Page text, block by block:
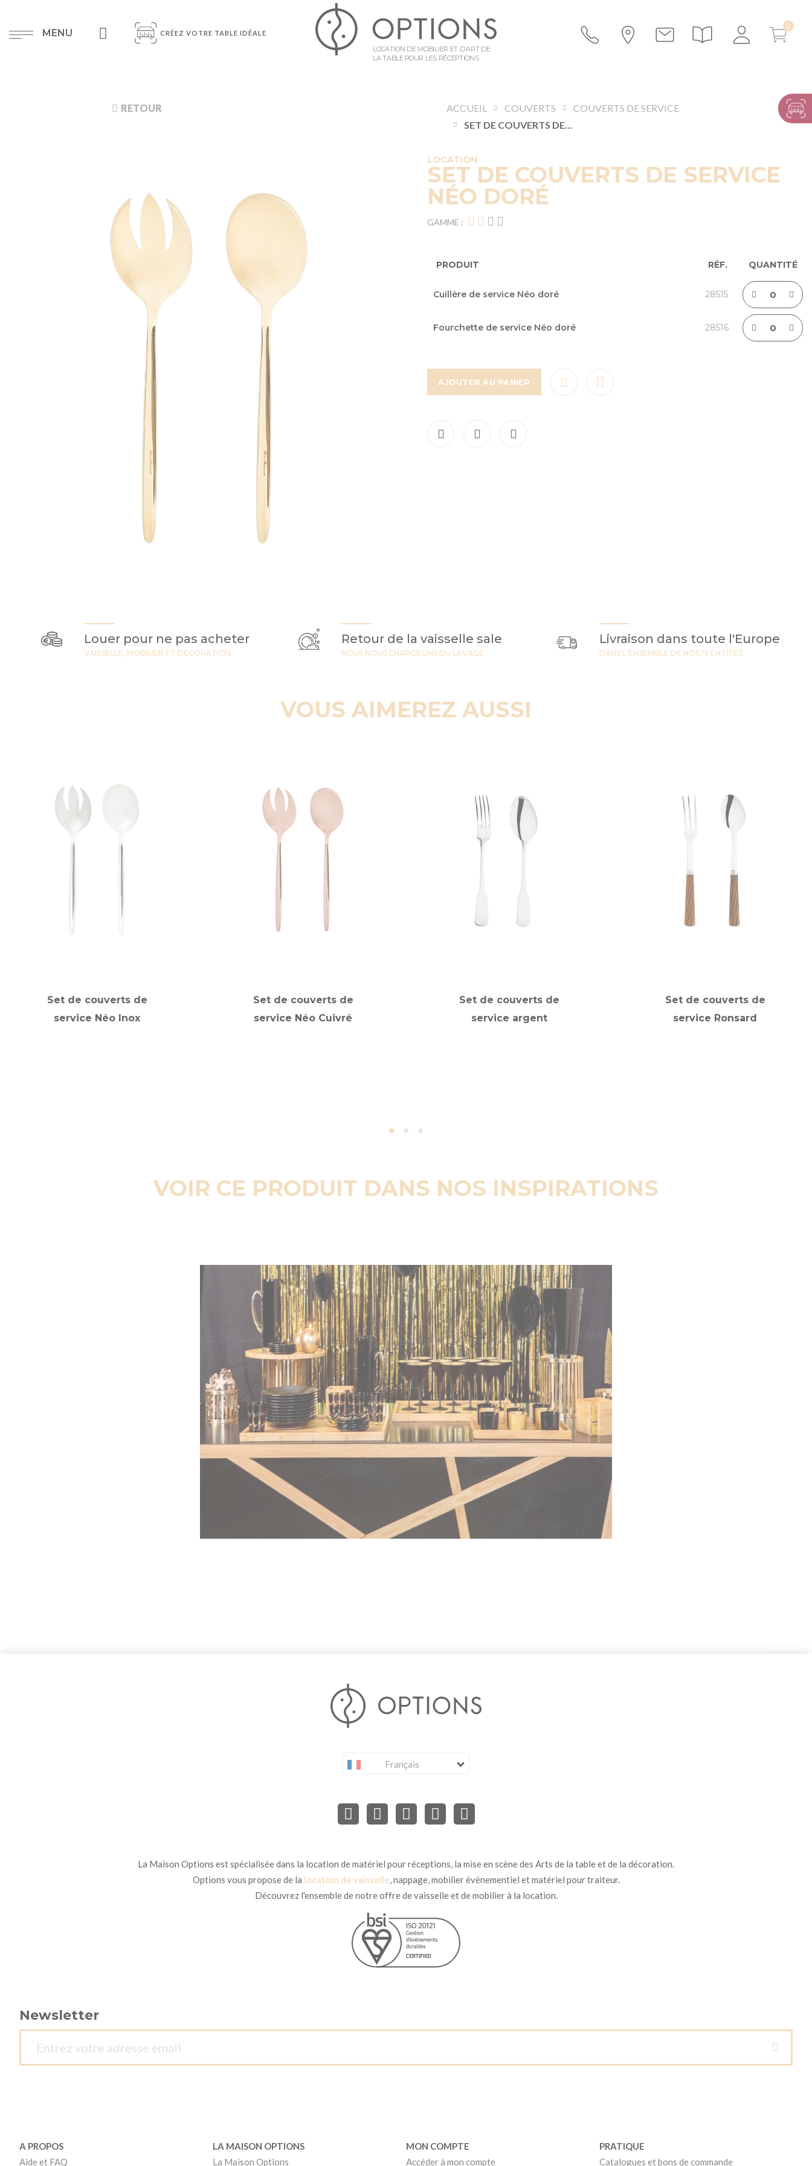
MENU CRÉEZ VOTRE TABLE IDÉALE
LOCATION DE MOBILIER ET D’ART DE
LA TABLE POUR LES RÉCEPTIONS
RETOUR ACCUEIL COUVERTS
COUVERTS DE SERVICE
SET DE COUVERTS DE SERVICE NÉO DORÉ
LOCATION
SET DE COUVERTS DE SERVICE
NÉO DORÉ
GAMME :
du
groupé
PRODUIT RÉF. QUANTITÉ
Cuillère de service Néo doré 28515
Fourchette de service Néo doré 28516
AJOUTER AU PANIER
Louer pour ne pas acheter
VAISSELLE, MOBILIER ET DECORATION
Retour de la vaisselle sale
NOUS NOUS CHARGEONS DU LAVAGE
Livraison dans toute l'Europe
DANS L'ENSEMBLE DE NOS 19 ENTITES
VOUS AIMEREZ AUSSI
Set de couverts de
service Néo Inox
Set de couverts de
service Néo Cuivré
Set de couverts de
service argent
Set de couverts de
service Ronsard
VOIR CE PRODUIT DANS NOS INSPIRATIONS
Français
La Maison Options est spécialisée dans la location de matériel pour réceptions, la mise en scène des Arts de la table et de la décoration.
Options vous propose de la location de vaisselle, nappage, mobilier événementiel et matériel pour traiteur.
Découvrez l'ensemble de notre offre de vaisselle et de mobilier à la location.
Newsletter
A PROPOS
Aide et FAQ
LA MAISON OPTIONS
La Maison Options
MON COMPTE
Accéder à mon compte
PRATIQUE
Catalogues et bons de commande